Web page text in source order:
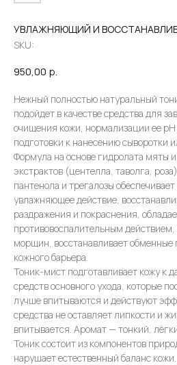
УВЛАЖНЯЮЩИЙ И
SKU:
950,00 р.
Нежный полностью натуральный
подойдет в качестве средства для
очищения кожи, нормализации ее
подготовки к нанесению сыворотки
Формула на основе гидролата мяты
экстрактов (центелла, таволга,
пантенола и трегалозы
увлажняющее действие,
раздражения и покраснения,
противовоспалительным
морщин, восстанавливает обменные
кожного барьера.
Тоник-мист подготавливает кожу к
средств основного ухода, которые
лучше впитываются и действуют
средства не оставляет липкости и
впитывается. Аромат — тонкий,
Тоник состоит из компонентов
нарушает естественный баланс кожи.